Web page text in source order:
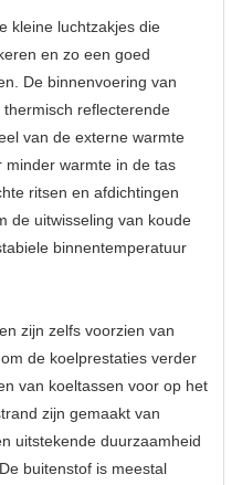
kleine luchtzakjes die
en zo een goed
De binnenvoering van
reflecterende
van de externe warmte
minder warmte in de tas
ritsen en afdichtingen
de uitwisseling van koude
binnentemperatuur
zijn zelfs voorzien van
de koelprestaties verder
van koeltassen voor op het
zijn gemaakt van
uitstekende duurzaamheid
buitenstof is meestal